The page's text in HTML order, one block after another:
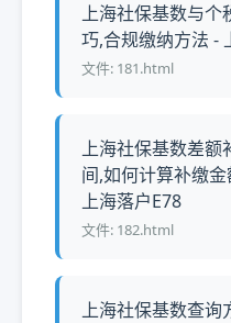
上海社保基数与个
巧,合规缴纳方法 -
文件: 181.html
上海社保基数差额
间,如何计算补缴
上海落户E78
文件: 182.html
上海社保基数查询